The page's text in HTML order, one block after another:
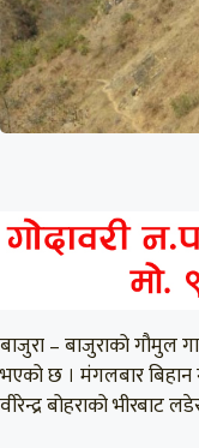
बाजुरा – बाजुराको गौमुल
भएको छ । मंगलबार बिहान
वीरेन्द्र बोहराको भीरबाट